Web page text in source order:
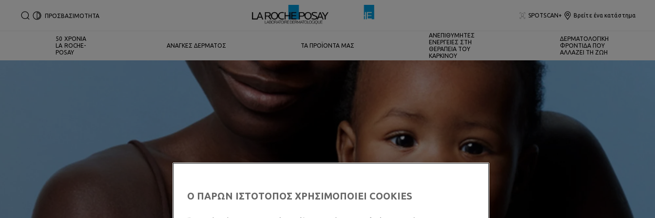
ΠΡΟΣΒΑΣΙΜΟΤΗΤΑ SPOTSCAN+ Βρείτε ένα κατάστημα
50 ΧΡΟΝΙΑ
LA ROCHE-
POSAY
ΑΝΑΓΚΕΣ ΔΕΡΜΑΤΟΣ ΤΑ ΠΡΟΪΟΝΤΑ ΜΑΣ
ΑΝΕΠΙΘΥΜΗΤΕΣ
ΕΝΕΡΓΕΙΕΣ ΣΤΗ
ΘΕΡΑΠΕΙΑ ΤΟΥ
ΚΑΡΚΙΝΟΥ
ΔΕΡΜΑΤΟΛΟΓΙΚΗ
ΦΡΟΝΤΙΔΑ ΠΟΥ
ΑΛΛΑΖΕΙ ΤΗ ΖΩΗ
Ο ΠΑΡΩΝ ΙΣΤΟΤΟΠΟΣ ΧΡΗΣΙΜΟΠΟΙΕΙ COOKIES